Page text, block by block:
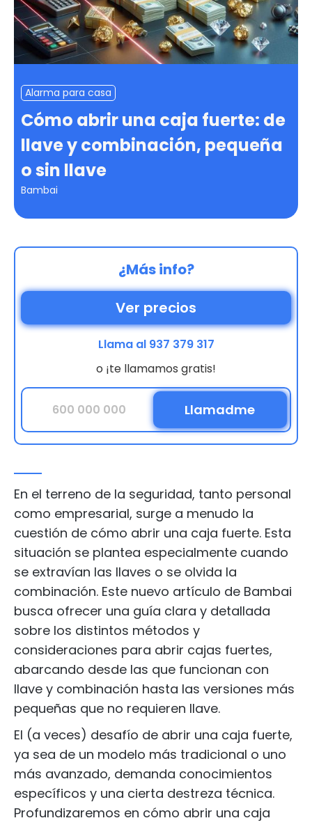
Alarma para casa
Cómo abrir una caja fuerte: de
llave y combinación, pequeña
o sin llave
Bambai
¿Más info?
Ver precios
Llama al 937 379 317
o ¡te llamamos gratis!
En el terreno de la seguridad, tanto personal
como empresarial, surge a menudo la
cuestión de cómo abrir una caja fuerte. Esta
situación se plantea especialmente cuando
se extravían las llaves o se olvida la
combinación. Este nuevo artículo de Bambai
busca ofrecer una guía clara y detallada
sobre los distintos métodos y
consideraciones para abrir cajas fuertes,
abarcando desde las que funcionan con
llave y combinación hasta las versiones más
pequeñas que no requieren llave.
El (a veces) desafío de abrir una caja fuerte,
ya sea de un modelo más tradicional o uno
más avanzado, demanda conocimientos
específicos y una cierta destreza técnica.
Profundizaremos en cómo abrir una caja